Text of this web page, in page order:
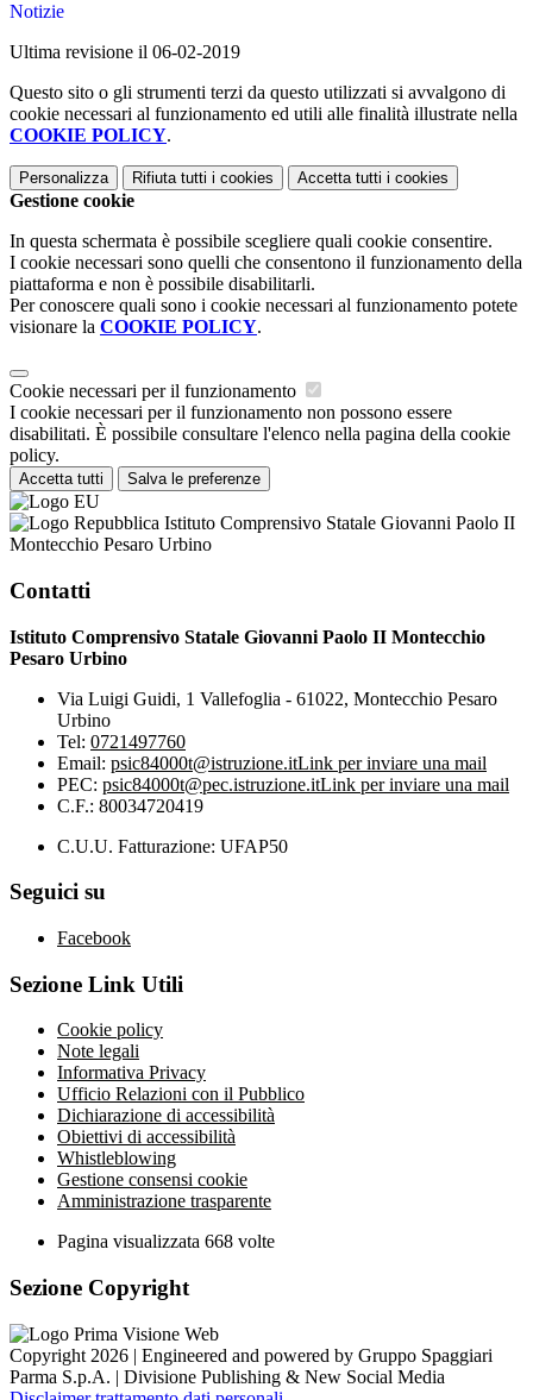
Notizie
Ultima revisione il 06-02-2019
Questo sito o gli strumenti terzi da questo utilizzati si avvalgono di
cookie necessari al funzionamento ed utili alle finalità illustrate nella
COOKIE POLICY.
Personalizza Rifiuta tutti i cookies Accetta tutti i cookies
Gestione cookie
In questa schermata è possibile scegliere quali cookie consentire.
I cookie necessari sono quelli che consentono il funzionamento della
piattaforma e non è possibile disabilitarli.
Per conoscere quali sono i cookie necessari al funzionamento potete
visionare la COOKIE POLICY.
Cookie necessari per il funzionamento
I cookie necessari per il funzionamento non possono essere
disabilitati. È possibile consultare l'elenco nella pagina della cookie
policy.
Accetta tutti Salva le preferenze
Istituto Comprensivo Statale Giovanni Paolo II
Montecchio Pesaro Urbino
Contatti
Istituto Comprensivo Statale Giovanni Paolo II Montecchio
Pesaro Urbino
Via Luigi Guidi, 1 Vallefoglia - 61022, Montecchio Pesaro
Urbino
Tel: 0721497760
Email: psic84000t@istruzione.itLink per inviare una mail
PEC: psic84000t@pec.istruzione.itLink per inviare una mail
C.F.: 80034720419
C.U.U. Fatturazione: UFAP50
Seguici su
Facebook
Sezione Link Utili
Cookie policy
Note legali
Informativa Privacy
Ufficio Relazioni con il Pubblico
Dichiarazione di accessibilità
Obiettivi di accessibilità
Whistleblowing
Gestione consensi cookie
Amministrazione trasparente
Pagina visualizzata 668 volte
Sezione Copyright
Copyright 2026 | Engineered and powered by Gruppo Spaggiari
Parma S.p.A. | Divisione Publishing & New Social Media